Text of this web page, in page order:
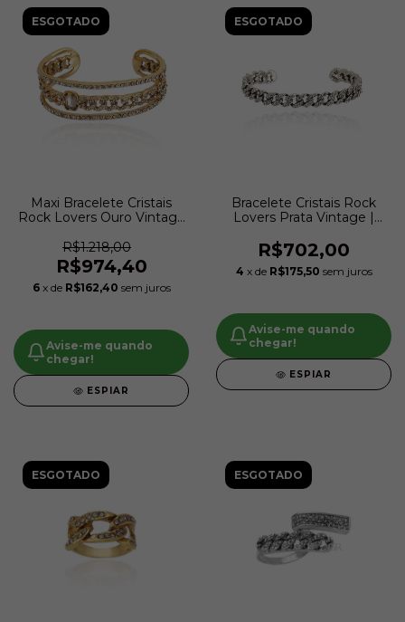
ESGOTADO
Maxi Bracelete Cristais
Rock Lovers Ouro Vintage
R$1.218,00
R$974,40
6 x de R$162,40 sem juros
Avise-me quando
chegar!
ESPIAR
ESGOTADO
Bracelete Cristais Rock
Lovers Prata Vintage |
R$702,00
4 x de R$175,50 sem juros
Avise-me quando
chegar!
ESPIAR
ESGOTADO ESGOTADO